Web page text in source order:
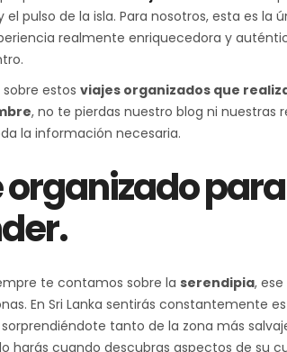
pulso de la isla. Para nosotros, esta es la
realmente enriquecedora y
estos viajes organizados que
, no te pierdas nuestro blog ni nuestras
la información necesaria.
organizado
te contamos sobre la serendipia,
En Sri Lanka sentirás constantemente
tanto de la zona más
harás cuando descubras aspectos de su